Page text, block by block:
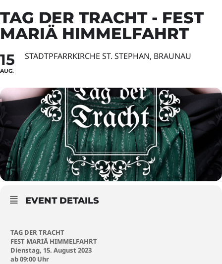
TAG DER TRACHT - FEST
MARIÄ HIMMELFAHRT
15
AUG.
STADTPFARRKIRCHE ST. STEPHAN, BRAUNAU
EVENT DETAILS
TAG DER TRACHT
FEST MARIÄ HIMMELFAHRT
Dienstag, 15. August 2023
ab 09:00 Uhr